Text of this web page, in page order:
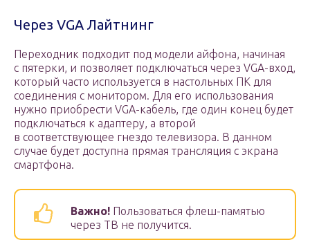
Через VGA Лайтнинг
Переходник подходит под модели айфона, начиная
с пятерки, и позволяет подключаться через VGA-вход,
который часто используется в настольных ПК для
соединения с монитором. Для его использования
нужно приобрести VGA-кабель, где один конец будет
подключаться к адаптеру, а второй
в соответствующее гнездо телевизора. В данном
случае будет доступна прямая трансляция с экрана
смартфона.
Важно! Пользоваться флеш-памятью
через ТВ не получится.